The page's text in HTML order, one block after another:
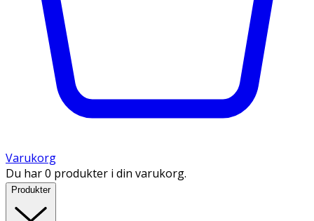
Varukorg
Du har 0 produkter i din varukorg.
Produkter